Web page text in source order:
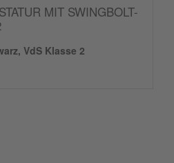
MIT SWINGBOLT-
VdS Klasse 2